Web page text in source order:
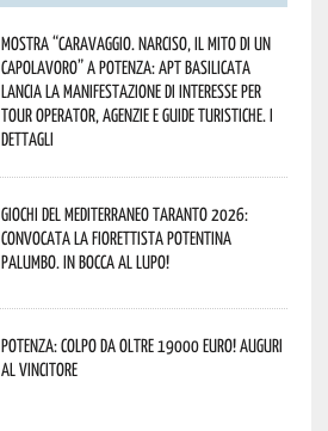
Mostra “Caravaggio. Narciso, il mito di un
capolavoro” a Potenza: APT Basilicata
lancia la manifestazione di interesse per
Tour Operator, Agenzie e Guide Turistiche. I
dettagli
Giochi del Mediterraneo Taranto 2026:
convocata la fiorettista potentina
Palumbo. In bocca al lupo!
Potenza: colpo da oltre 19000 Euro! Auguri
al vincitore